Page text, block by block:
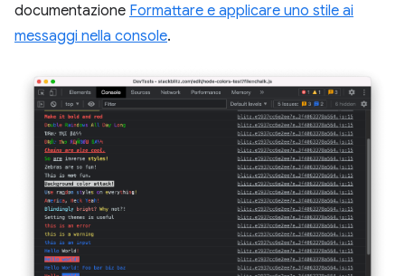
documentazione Formattare e applicare uno stile ai
messaggi nella console.